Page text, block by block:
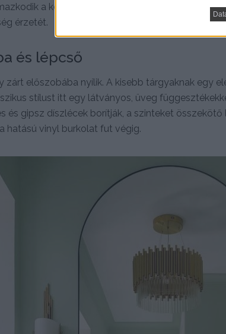
a kétgyermekes család életviteléhez,
érzetét.
és lépcső
zárt előszobába nyílik. A kisebb tárgyaknak egy
stílust itt egy látványos, üveg
és gipsz díszlécek borítják, a szinteket
hatású vinyl burkolat fut végig.